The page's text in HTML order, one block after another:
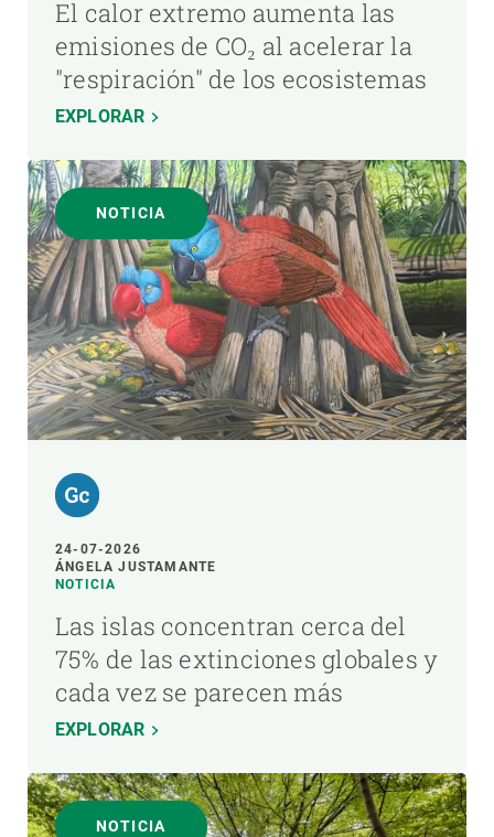
El calor extremo aumenta las
emisiones de CO₂ al acelerar la
"respiración" de los ecosistemas
EXPLORAR
NOTICIA
24-07-2026
ÁNGELA JUSTAMANTE
NOTICIA
Las islas concentran cerca del
75% de las extinciones globales y
cada vez se parecen más
EXPLORAR
NOTICIA